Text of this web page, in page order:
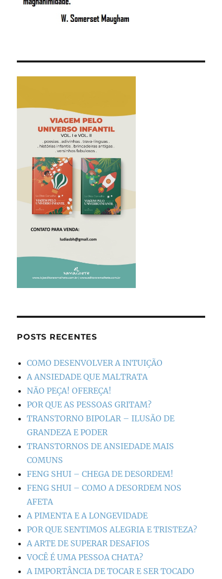
POSTS RECENTES
COMO DESENVOLVER A INTUIÇÃO
A ANSIEDADE QUE MALTRATA
NÃO PEÇA! OFEREÇA!
POR QUE AS PESSOAS GRITAM?
TRANSTORNO BIPOLAR – ILUSÃO DE
GRANDEZA E PODER
TRANSTORNOS DE ANSIEDADE MAIS
COMUNS
FENG SHUI – CHEGA DE DESORDEM!
FENG SHUI – COMO A DESORDEM NOS
AFETA
A PIMENTA E A LONGEVIDADE
POR QUE SENTIMOS ALEGRIA E TRISTEZA?
A ARTE DE SUPERAR DESAFIOS
VOCÊ É UMA PESSOA CHATA?
A IMPORTÂNCIA DE TOCAR E SER TOCADO